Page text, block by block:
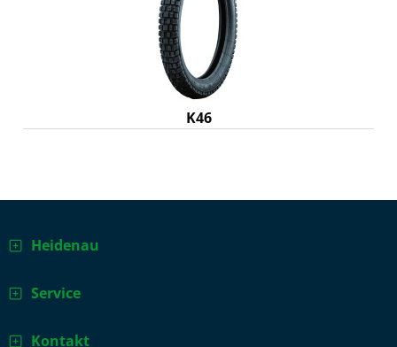
K46
Heidenau
Service
Kontakt